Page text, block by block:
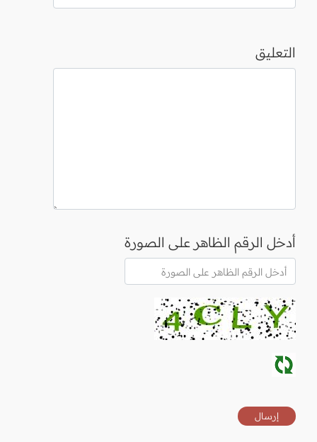
التعليق
أدخل الرقم الظاهر على الصورة